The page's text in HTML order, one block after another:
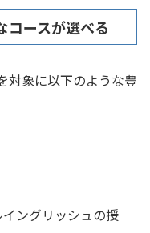
ースが選べる
対象に以下のような豊
ングリッシュの授